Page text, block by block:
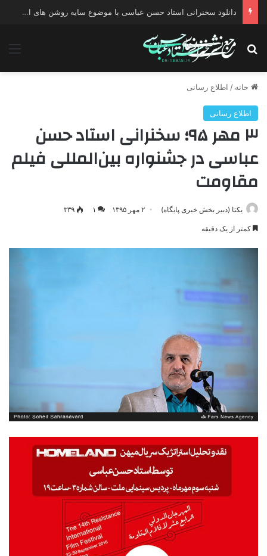
دانلود سخنرانی استاد حسن عباسی با موضوع چهار انتخاب ۱۴۰۰
جستجو برای
خانه / اطلاع رسانی
اطلاع رسانی
۳ مهر ۹۵؛ سخنرانی استاد حسن
عباسی در جشنواره بین‌المللی فیلم
مقاومت
یکتا (دبیر بخش خبری پایگاه) ۲ مهر ۱۳۹۵ ۱ ۳۳۹
کمتر از یک دقیقه